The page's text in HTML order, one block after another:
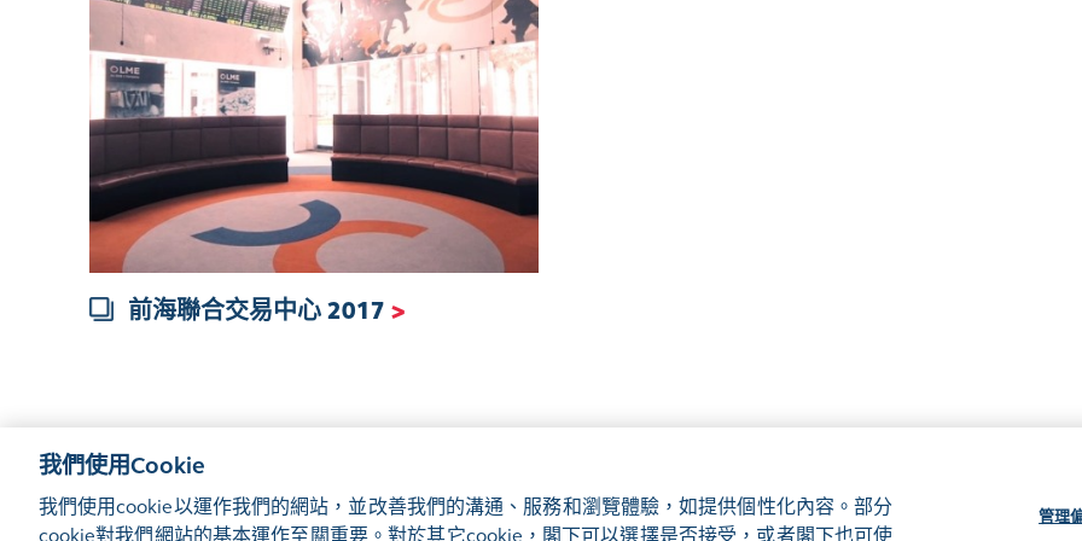
前海聯合交易中心 2017 >
管理偏好
網站地圖 使用條款 隱私聲明
cookie通知
我們使用Cookie
我們使用cookie以運作我們的網站，並改善我們的溝通、服務和瀏覽體驗，如提供個性化內容。部分
cookie對我們網站的基本運作至關重要。對於其它cookie，閣下可以選擇是否接受，或者閣下也可使
管理